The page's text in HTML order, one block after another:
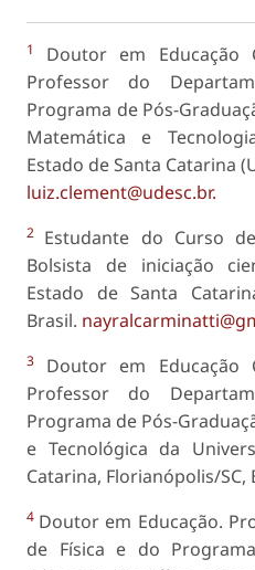
1
Doutor em Educação
Professor do
Programa de Pós-
Matemática e
Estado de Santa Catarina
luiz.clement@udesc.br.
2 Estudante do Curso
Bolsista de iniciação
Estado de Santa
Brasil.
3
Doutor em Educação
Professor do
Programa de Pós-
e Tecnológica da
Catarina, Florianópolis/SC,
4 Doutor em Educação.
de Física e do